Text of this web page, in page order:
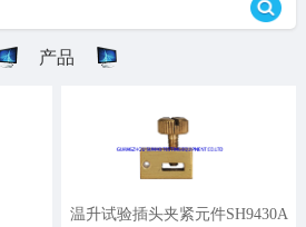
产品
温升试验插头夹紧元件SH9430A